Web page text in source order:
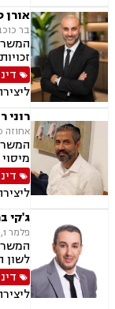
אורן
בר כוכבא 23, מגדל וי טאואר
רוני
אחוזה 100 מרכז שושן, רעננה
דיני
ג'קי
פלמר 1, חיפה
לשון